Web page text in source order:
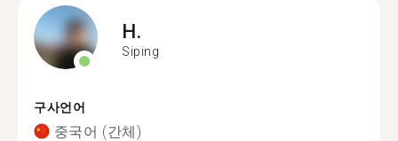
H.
Siping
구사언어
중국어 (간체)